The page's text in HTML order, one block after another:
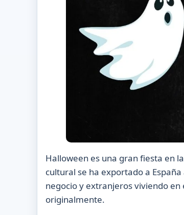
Halloween es una gran fiesta en
cultural se ha exportado a
negocio y extranjeros viviendo en
originalmente.